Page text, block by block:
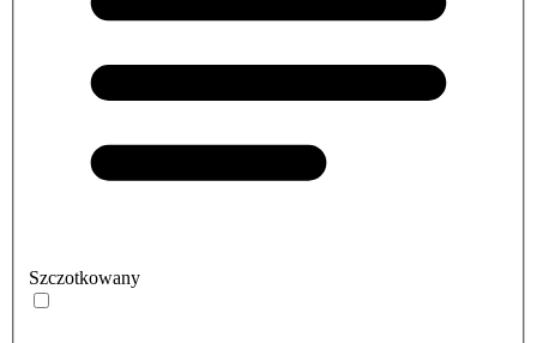
Szczotkowany